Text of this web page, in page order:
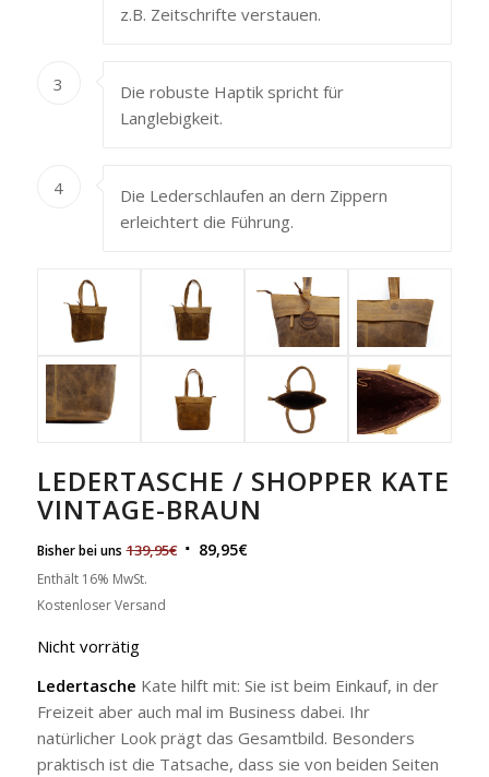
z.B. Zeitschrifte verstauen.
3
Die robuste Haptik spricht für
Langlebigkeit.
4
Die Lederschlaufen an dern Zippern
erleichtert die Führung.
LEDERTASCHE / SHOPPER KATE
VINTAGE-BRAUN
Bisher bei uns 139,95€ 89,95€
Enthält 16% MwSt.
Kostenloser Versand
Nicht vorrätig
Ledertasche Kate hilft mit: Sie ist beim Einkauf, in der
Freizeit aber auch mal im Business dabei. Ihr
natürlicher Look prägt das Gesamtbild. Besonders
praktisch ist die Tatsache, dass sie von beiden Seiten